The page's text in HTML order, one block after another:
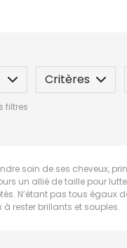
Critères
filtres
soin de ses cheveux,
un allié de taille pour
N’étant pas tous égaux
à rester brillants et souples.